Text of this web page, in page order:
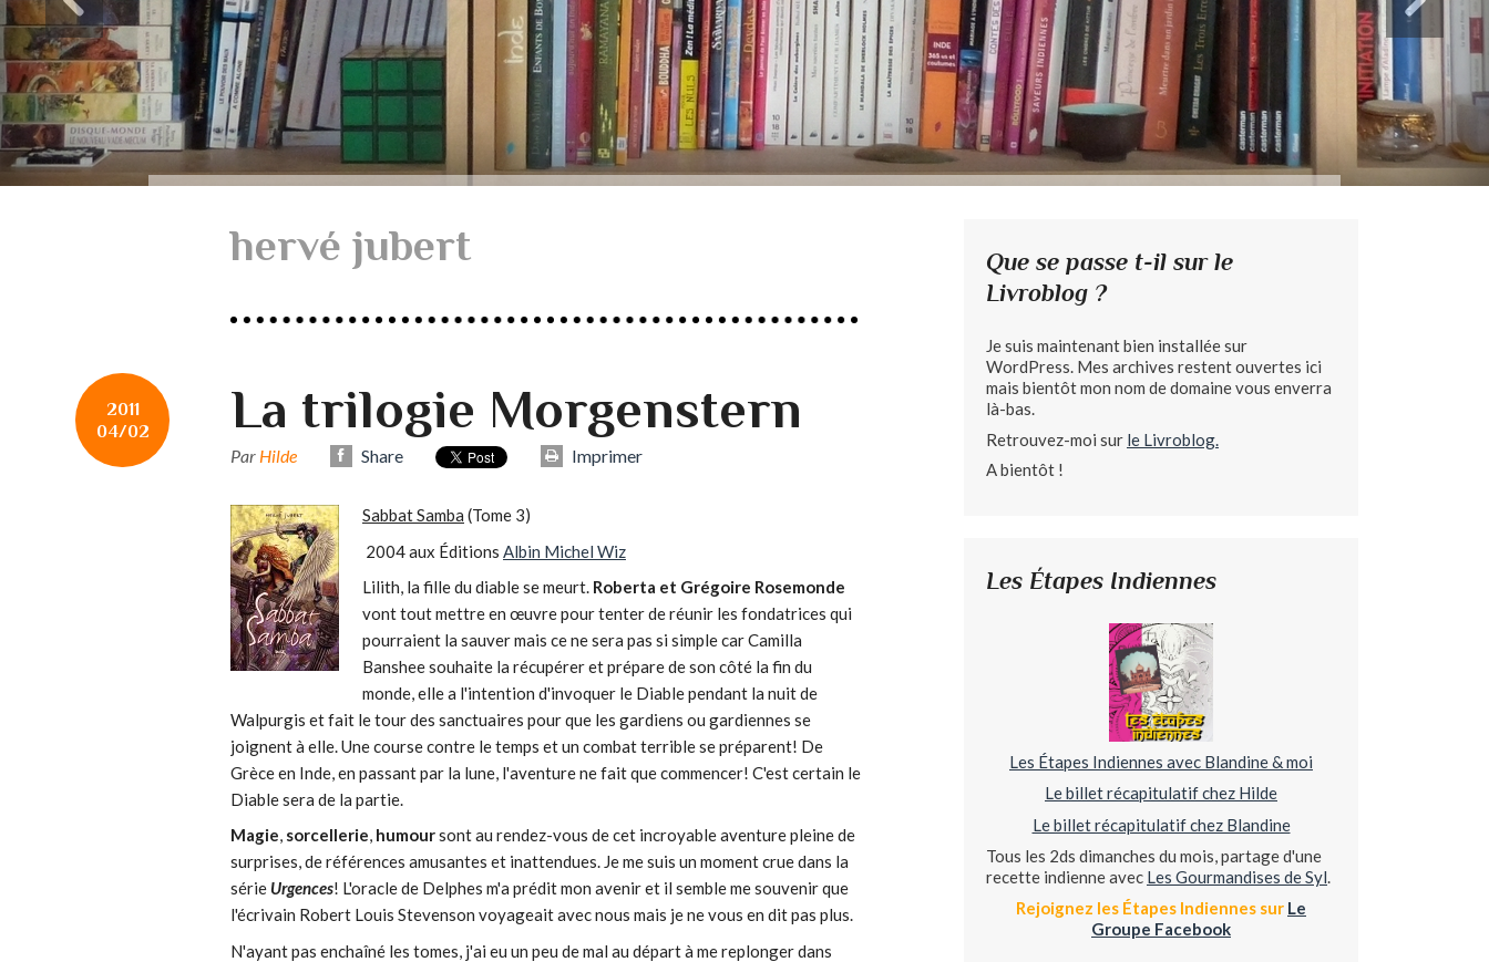
hervé jubert
2011
04/02
La trilogie Morgenstern
Par Hilde Share Imprimer
Sabbat Samba (Tome 3)
2004 aux Éditions Albin Michel Wiz
Lilith, la fille du diable se meurt. Roberta et Grégoire Rosemonde
vont tout mettre en œuvre pour tenter de réunir les fondatrices qui
pourraient la sauver mais ce ne sera pas si simple car Camilla
Banshee souhaite la récupérer et prépare de son côté la fin du
monde, elle a l'intention d'invoquer le Diable pendant la nuit de
Walpurgis et fait le tour des sanctuaires pour que les gardiens ou gardiennes se
joignent à elle. Une course contre le temps et un combat terrible se préparent! De
Grèce en Inde, en passant par la lune, l'aventure ne fait que commencer! C'est certain le
Diable sera de la partie.
Magie, sorcellerie, humoursont au rendez-vous de cet incroyable aventure pleine de
surprises, de références amusantes et inattendues. Je me suis un moment crue dans la
série Urgences! L'oracle de Delphes m'a prédit mon avenir et il semble me souvenir que
l'écrivain Robert Louis Stevenson voyageait avec nous mais je ne vous en dit pas plus.
N'ayant pas enchaîné les tomes, j'ai eu un peu de mal au départ à me replonger dans
Que se passe t-il sur le
Livroblog ?
Je suis maintenant bien installée sur
WordPress. Mes archives restent ouvertes ici
mais bientôt mon nom de domaine vous enverra
là-bas.
Retrouvez-moi sur le Livroblog.
A bientôt !
Les Étapes Indiennes
Les Étapes Indiennes avec Blandine & moi
Le billet récapitulatif chez Hilde
Le billet récapitulatif chez Blandine
Tous les 2ds dimanches du mois, partage d'une
recette indienne avec Les Gourmandises de Syl.
Rejoignez les Étapes Indiennes sur Le
Groupe Facebook